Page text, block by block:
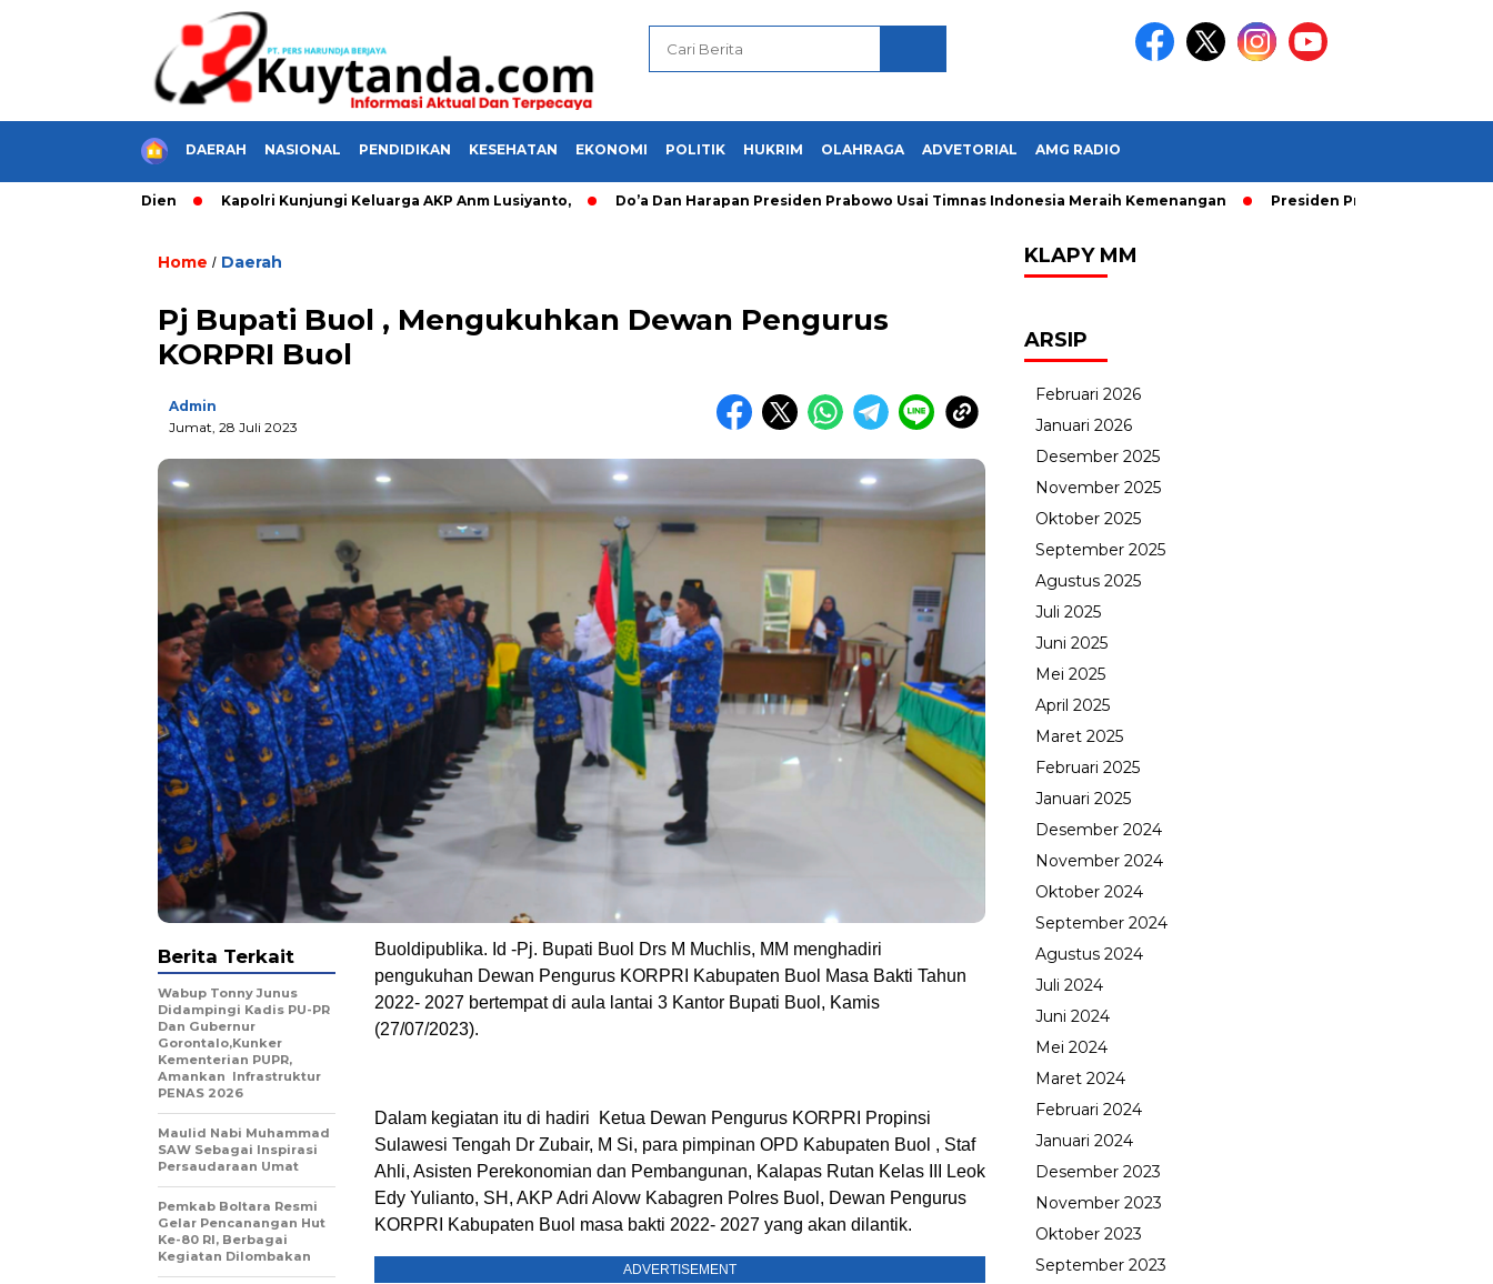
HOME
DAERAH NASIONAL PENDIDIKAN KESEHATAN EKONOMI POLITIK HUKRIM OLAHRAGA ADVETORIAL AMG RADIO
di Cut Nyak Dien Kapolri Kunjungi Keluarga AKP Anm Lusiyanto, Do’a Dan Harapan Presiden Prabowo Usai Timnas Indonesia Meraih Kemenangan Presiden Prabowo Subianto
Home / Daerah
Pj Bupati Buol , Mengukuhkan Dewan Pengurus
KORPRI Buol
Admin
Jumat, 28 Juli 2023
Buoldipublika. Id -Pj. Bupati Buol Drs M Muchlis, MM menghadiri
pengukuhan Dewan Pengurus KORPRI Kabupaten Buol Masa Bakti Tahun
2022- 2027 bertempat di aula lantai 3 Kantor Bupati Buol, Kamis
(27/07/2023).
Dalam kegiatan itu di hadiri Ketua Dewan Pengurus KORPRI Propinsi
Sulawesi Tengah Dr Zubair, M Si, para pimpinan OPD Kabupaten Buol , Staf
Ahli, Asisten Perekonomian dan Pembangunan, Kalapas Rutan Kelas III Leok
Edy Yulianto, SH, AKP Adri Alovw Kabagren Polres Buol, Dewan Pengurus
KORPRI Kabupaten Buol masa bakti 2022- 2027 yang akan dilantik.
ADVERTISEMENT
Berita Terkait
Wabup Tonny Junus
Didampingi Kadis PU-PR
Dan Gubernur
Gorontalo,Kunker
Kementerian PUPR,
Amankan Infrastruktur
PENAS 2026
Maulid Nabi Muhammad
SAW Sebagai Inspirasi
Persaudaraan Umat
Pemkab Boltara Resmi
Gelar Pencanangan Hut
Ke-80 RI, Berbagai
Kegiatan Dilombakan
KLAPY MM
ARSIP
Februari 2026
Januari 2026
Desember 2025
November 2025
Oktober 2025
September 2025
Agustus 2025
Juli 2025
Juni 2025
Mei 2025
April 2025
Maret 2025
Februari 2025
Januari 2025
Desember 2024
November 2024
Oktober 2024
September 2024
Agustus 2024
Juli 2024
Juni 2024
Mei 2024
Maret 2024
Februari 2024
Januari 2024
Desember 2023
November 2023
Oktober 2023
September 2023